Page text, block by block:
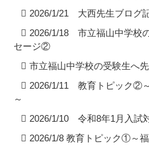
2026/1/21 大西先生ブログ
2026/1/18 市立福山中学校
セージ②
市立福山中学校の受験生へ
2026/1/11 教育トピック②
～
2026/1/10 令和8年1月入試
2026/1/8 教育トピック①～